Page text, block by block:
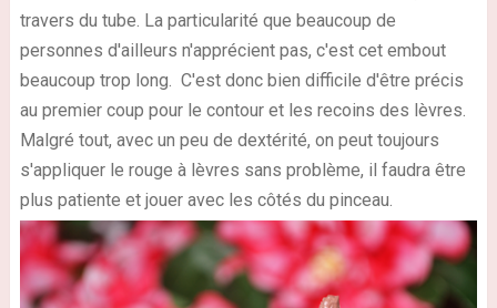
travers du tube. La particularité que beaucoup de
personnes d'ailleurs n'apprécient pas, c'est cet embout
beaucoup trop long. C'est donc bien difficile d'être précis
au premier coup pour le contour et les recoins des lèvres.
Malgré tout, avec un peu de dextérité, on peut toujours
s'appliquer le rouge à lèvres sans problème, il faudra être
plus patiente et jouer avec les côtés du pinceau.